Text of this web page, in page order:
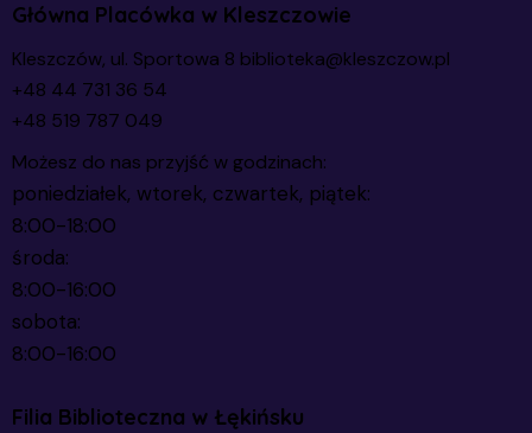
Główna Placówka w Kleszczowie
Kleszczów, ul. Sportowa 8 biblioteka@kleszczow.pl
+48 44 731 36 54
+48 519 787 049
Możesz do nas przyjść w godzinach:
poniedziałek, wtorek, czwartek, piątek:
8:00-18:00
środa:
8:00-16:00
sobota:
8:00-16:00
Filia Biblioteczna w Łękińsku